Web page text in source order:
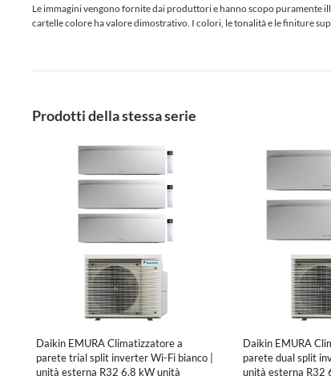
Le immagini vengono fornite dai produttori e hanno scopo puramente
cartelle colore ha valore dimostrativo. I colori, le tonalità e le finiture
Prodotti della stessa serie
Daikin EMURA Climatizzatore a
parete trial split inverter Wi-Fi bianco |
unità esterna R32 6.8 kW unità
Daikin EMURA
parete dual split
unità esterna R32